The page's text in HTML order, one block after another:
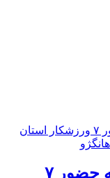
۲ مدال برنز نتیجه حضور ۷